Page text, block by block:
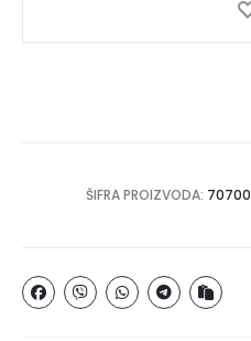
ŠIFRA PROIZVODA: 70700